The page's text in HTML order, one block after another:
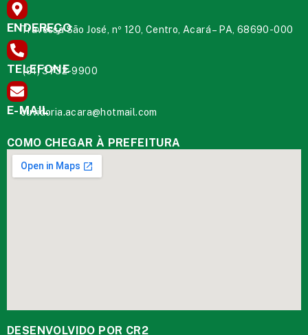
ENDEREÇO
Travessa São José, nº 120, Centro, Acará – PA, 68690-000
TELEFONE
(91) 3732-9900
E-MAIL
ouvidoria.acara@hotmail.com
COMO CHEGAR À PREFEITURA
DESENVOLVIDO POR CR2